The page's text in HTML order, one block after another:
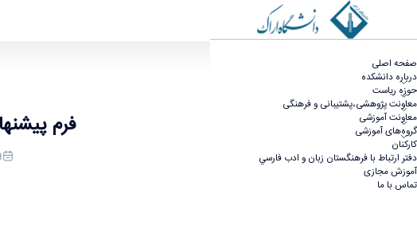
صفحه اصلی
درباره دانشکده
حوزه ریاست
معاونت پژوهشی،پشتیبانی و فرهنگی
معاونت آموزشی
گروه‌های آموزشی
کارکنان
دفتر ارتباط با فرهنگستان زبان و ادب فارسي
آموزش مجازی
تماس با ما
فرم پیشنهادۀ پایان‌نامۀ ارشد و رسالۀ دکتری (فایل ورد) -
فرم
29